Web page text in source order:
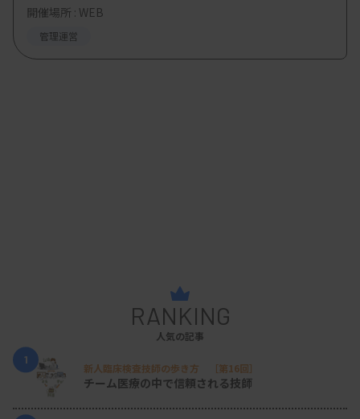
開催場所 : WEB
管理運営
RANKING
人気の記事
1
新人臨床検査技師の歩き方 ［第16回］
チーム医療の中で信頼される技師